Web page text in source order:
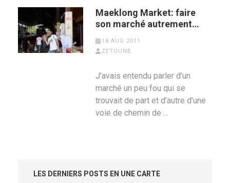
Maeklong Market: faire
son marché autrement…
18 AUG 2011
ZETOUNE
J’avais entendu parler d’un
marché un peu fou qui se
trouvait de part et d’autre d’une
voie de chemin de …
LES DERNIERS POSTS EN UNE CARTE